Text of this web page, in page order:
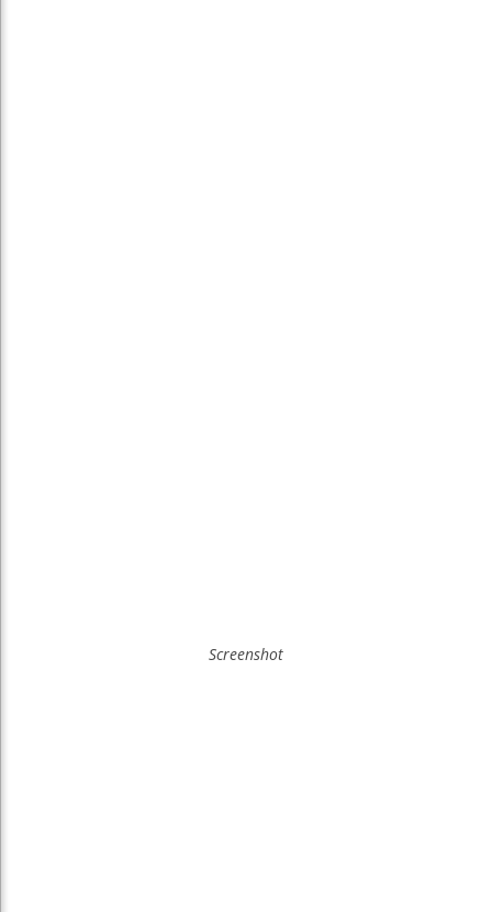
Screenshot